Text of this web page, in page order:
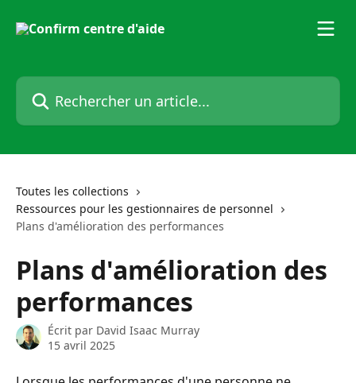
Rechercher un article...
Toutes les collections
Ressources pour les gestionnaires de personnel
Plans d'amélioration des performances
Plans d'amélioration des
performances
Écrit par David Isaac Murray
15 avril 2025